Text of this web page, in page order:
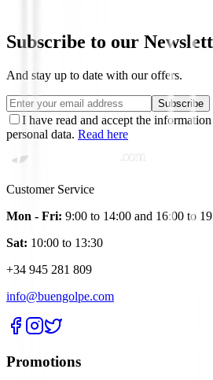
Subscribe to our
And stay up to date with our offers.
Subscribe
I have read and accept the
personal data. Read here
Customer Service
Mon - Fri: 9:00 to 14:00 and 16:00 to
Sat: 10:00 to 13:30
+34 945 281 809
info@buengolpe.com
Promotions